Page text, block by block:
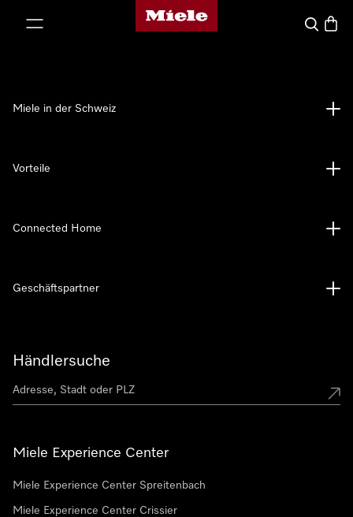
Miele-Homepage
Suche
Händlersuche
Miele Experience Center
Miele Experience Center Spreitenbach
Miele Experience Center Crissier
Miele in der Schweiz
Vorteile
Connected Home
Geschäftspartner